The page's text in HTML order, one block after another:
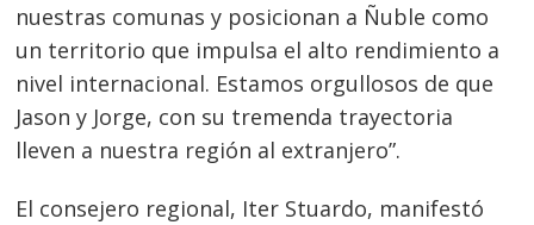
nuestras comunas y posicionan a Ñuble como
un territorio que impulsa el alto rendimiento a
nivel internacional. Estamos orgullosos de que
Jason y Jorge, con su tremenda trayectoria
lleven a nuestra región al extranjero”.
El consejero regional, Iter Stuardo, manifestó